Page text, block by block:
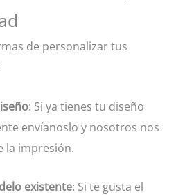
de personalizar tus
: Si ya tienes tu diseño
envíanoslo y nosotros nos
la impresión.
existente: Si te gusta el